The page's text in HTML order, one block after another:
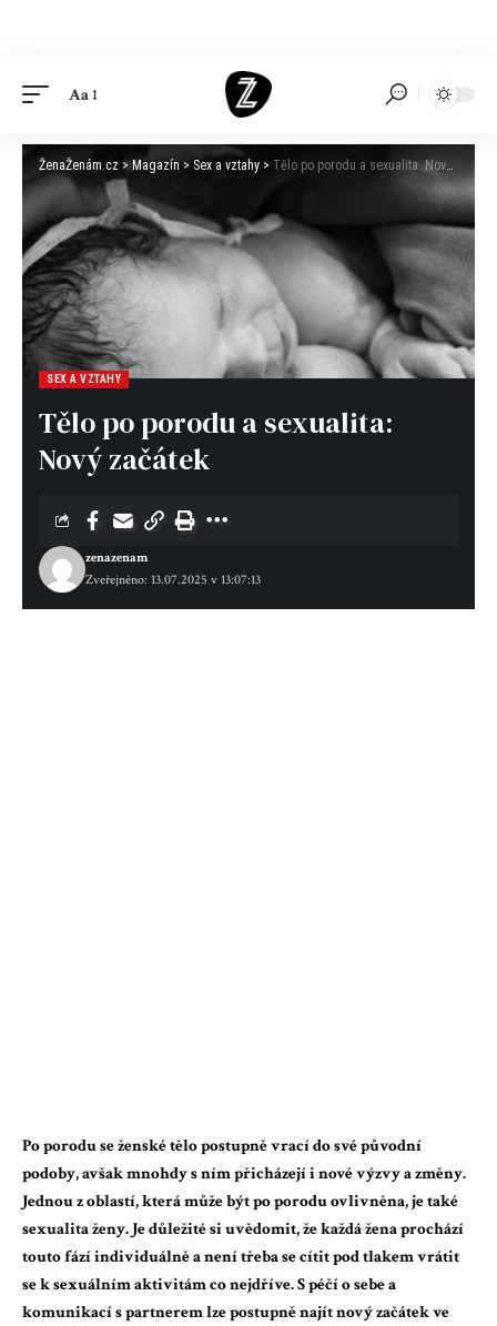
Aa
ŽenaŽenám.cz > Magazín > Sex a vztahy > Tělo po porodu a sexualita: Nový začátek
SEX A VZTAHY
Tělo po porodu a sexualita:
Nový začátek
Zveřejněno: 13.07.2025 v 13:07:13
zenazenam
Po porodu se ženské tělo postupně vrací do své původní
podoby, avšak mnohdy s ním přicházejí i nové výzvy a změny.
Jednou z oblastí, která může být po porodu ovlivněna, je také
sexualita ženy. Je důležité si uvědomit, že každá žena prochází
touto fází individuálně a není třeba se cítit pod tlakem vrátit
se k sexuálním aktivitám co nejdříve. S péčí o sebe a
komunikací s partnerem lze postupně najít nový začátek ve